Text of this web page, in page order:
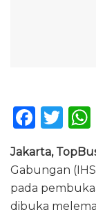
F
c
e
b
T
w
it
te
r
Jakarta,
Gabungan
pada
dibuka